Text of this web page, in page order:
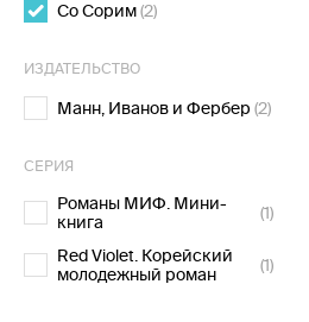
Со Сорим(2)
ИЗДАТЕЛЬСТВО
Манн, Иванов и Фербер (2)
СЕРИЯ
Романы МИФ. Мини-
книга
(1)
Red Violet. Корейский
молодежный роман
(1)